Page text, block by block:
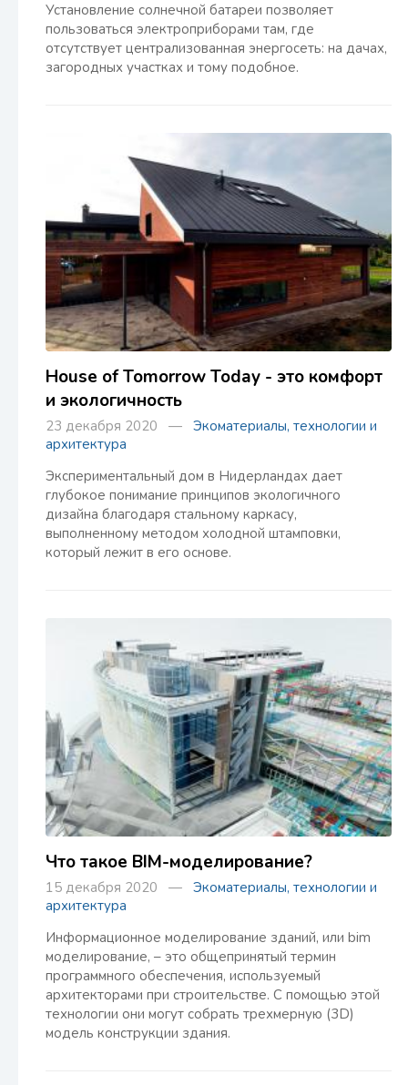
Установление солнечной батареи позволяет
пользоваться электроприборами там, где
отсутствует централизованная энергосеть: на дачах,
загородных участках и тому подобное.
House of Tomorrow Today - это комфорт
и экологичность
23 декабря 2020 — Экоматериалы, технологии и
архитектура
Экспериментальный дом в Нидерландах дает
глубокое понимание принципов экологичного
дизайна благодаря стальному каркасу,
выполненному методом холодной штамповки,
который лежит в его основе.
Что такое BIM-моделирование?
15 декабря 2020 — Экоматериалы, технологии и
архитектура
Информационное моделирование зданий, или bim
моделирование, – это общепринятый термин
программного обеспечения, используемый
архитекторами при строительстве. С помощью этой
технологии они могут собрать трехмерную (3D)
модель конструкции здания.